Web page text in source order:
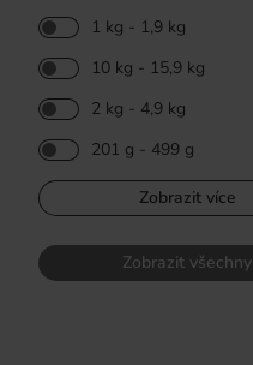
1 kg - 1,9 kg
10 kg - 15,9 kg
2 kg - 4,9 kg
201 g - 499 g
Zobrazit více
Zobrazit všechny